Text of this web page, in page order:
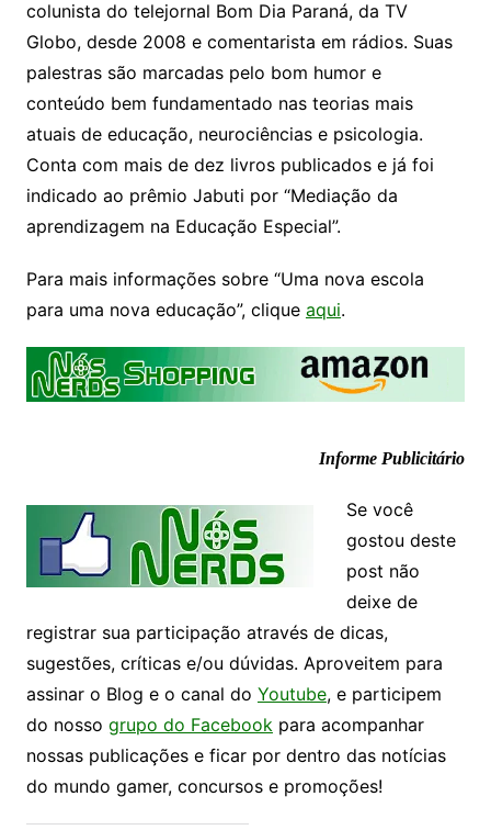
colunista do telejornal Bom Dia Paraná, da TV
Globo, desde 2008 e comentarista em rádios. Suas
palestras são marcadas pelo bom humor e
conteúdo bem fundamentado nas teorias mais
atuais de educação, neurociências e psicologia.
Conta com mais de dez livros publicados e já foi
indicado ao prêmio Jabuti por “Mediação da
aprendizagem na Educação Especial”.
Para mais informações sobre “Uma nova escola
para uma nova educação”, clique aqui.
Informe Publicitário
Se você
gostou deste
post não
deixe de
registrar sua participação através de dicas,
sugestões, críticas e/ou dúvidas. Aproveitem para
assinar o Blog e o canal do Youtube, e participem
do nosso grupo do Facebook para acompanhar
nossas publicações e ficar por dentro das notícias
do mundo gamer, concursos e promoções!